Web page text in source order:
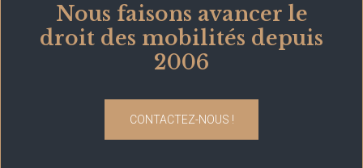
Nous faisons avancer le
droit des mobilités depuis
2006
CONTACTEZ-NOUS !